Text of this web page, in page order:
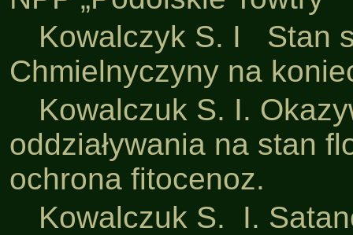
Kowalczyk S. I Stan
Chmielnyczyny na
Kowalczuk S. I.
oddziaływania na stan
ochrona fitocenoz.
Kowalczuk S. I.